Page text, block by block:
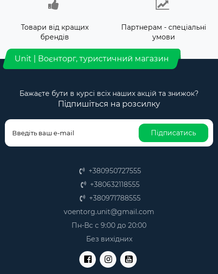
Товари від кращих
брендів
Партнерам - спеціальні
умови
Unit | Воєнторг, туристичний магазин
Бажаєте бути в курсі всіх наших акцій та знижок?
Підпишіться на розсилку
Підписатись
+380950727555
+380632118555
+380971788555
voentorg.unit@gmail.com
Пн-Вс с 9:00 до 20:00
Без вихідних